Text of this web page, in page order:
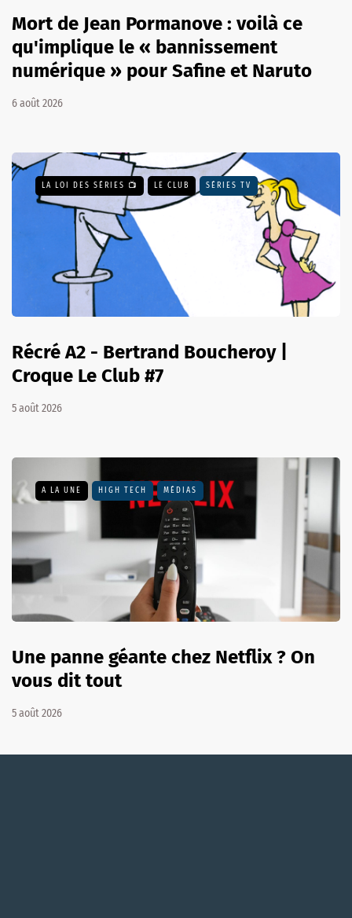
Mort de Jean Pormanove : voilà ce
qu'implique le « bannissement
numérique » pour Safine et Naruto
6 août 2026
LA LOI DES SÉRIES 📺 LE CLUB SÉRIES TV
Récré A2 - Bertrand Boucheroy |
Croque Le Club #7
5 août 2026
A LA UNE HIGH TECH MÉDIAS
Une panne géante chez Netflix ? On
vous dit tout
5 août 2026